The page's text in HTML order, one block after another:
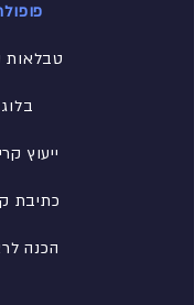
טבלאות
בלוג
ייעוץ
כתיבת
הכנה